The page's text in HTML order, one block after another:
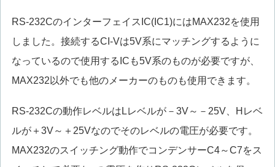
RS-232CのインターフェイスIC(IC1)にはMAX232を使用
しました。接続するCI-Vは5V系にマッチングするように
なっているので使用するICも5V系のものが必要ですが、
MAX232以外でも他のメーカーのものも使用できます。
RS-232Cの動作レベルはLレベルが－3V～－25V、Hレベ
ルが＋3V～＋25Vなのでそのレベルの電圧が必要です。
MAX232のスイッチング動作でコンデンサーC4～C7をス